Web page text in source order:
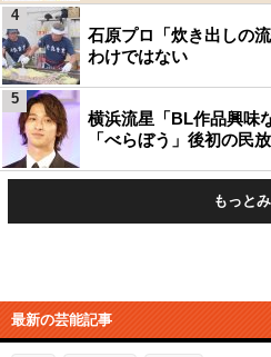
石原プロ「炊き出しの
わけではない
4
横浜流星「BL作品興味
「べらぼう」後初の民
5
もっと
最新の芸能記事